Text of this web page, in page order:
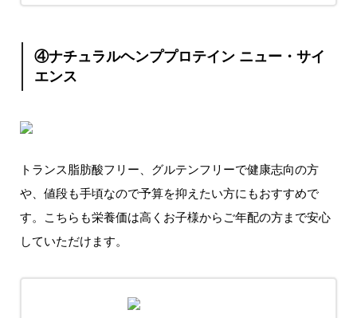
④ナチュラルヘンププロテイン ニュー・サイ
エンス
トランス脂肪酸フリー、グルテンフリーで健康志向の方
や、値段も手頃なので予算を抑えたい方にもおすすめで
す。こちらも栄養価は高くお子様からご年配の方まで安心
していただけます。